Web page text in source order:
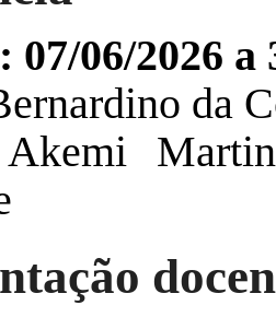
07/06/2026 a
da
Akemi